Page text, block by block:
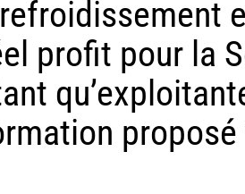
profit pour la